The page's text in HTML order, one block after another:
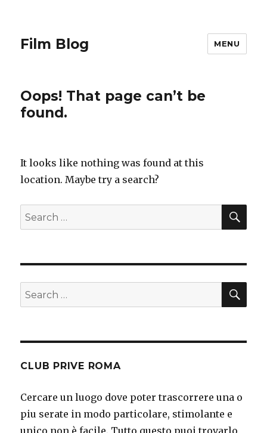
Film Blog MENU
Oops! That page can’t be
found.
It looks like nothing was found at this
location. Maybe try a search?
Search
for:
Search
for:
CLUB PRIVE ROMA
Cercare un luogo dove poter trascorrere una o
piu serate in modo particolare, stimolante e
unico non è facile. Tutto questo puoi trovarlo